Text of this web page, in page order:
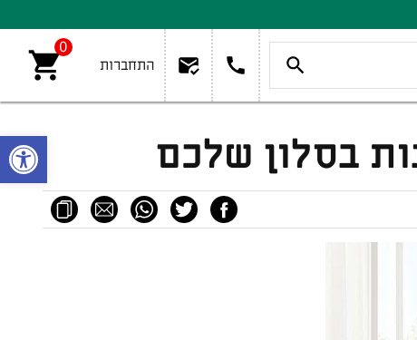
פתח
התחברות
0
בסלון שלכם